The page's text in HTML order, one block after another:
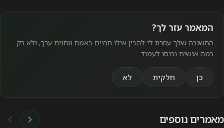
המאמר עזר לך?
התשובה שלך עוזרת לי להבין אילו תכנים באמת נותנים ערך, ולא רק
כמה אנשים נכנסו לעמוד.
כן חלקית לא
מאמרים נוספים